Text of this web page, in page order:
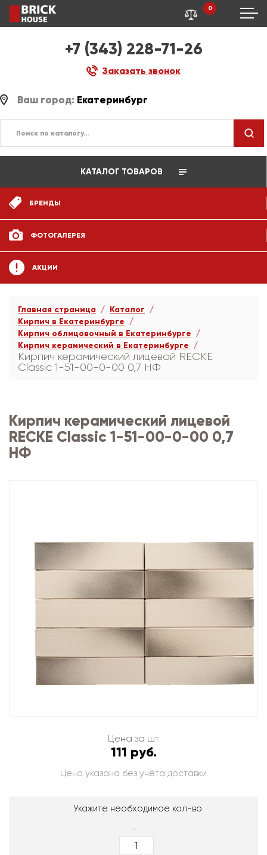
+7 (343) 228-71-26
Заказать звонок
0
Ваш город: Екатеринбург
КАТАЛОГ ТОВАРОВ
БРЕНДЫ
ФОТОГАЛЕРЕЯ
АКЦИИ
Главная страница
Каталог
Кирпич в Екатеринбурге
Кирпич облицовочный в Екатеринбурге
Кирпич керамический в Екатеринбурге
Кирпич керамический лицевой RECKE
Сlassic 1-51-00-0-00 0,7 НФ
Кирпич керамический лицевой
RECKE Сlassic 1-51-00-0-00 0,7
НФ
Цена за шт
111 руб.
Цена указана без учёта доставки
Укажите необходимое кол-во
-